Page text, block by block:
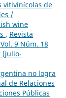
vitivinícolas de
/
wine
, Revista
9 Núm. 18
(julio-
no logra
de Relaciones
Públicas